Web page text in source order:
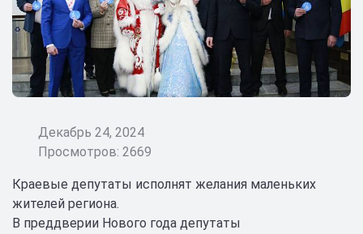
Декабрь 24, 2024
Просмотров: 2669
Краевые депутаты исполнят желания маленьких
жителей региона.
В преддверии Нового года депутаты